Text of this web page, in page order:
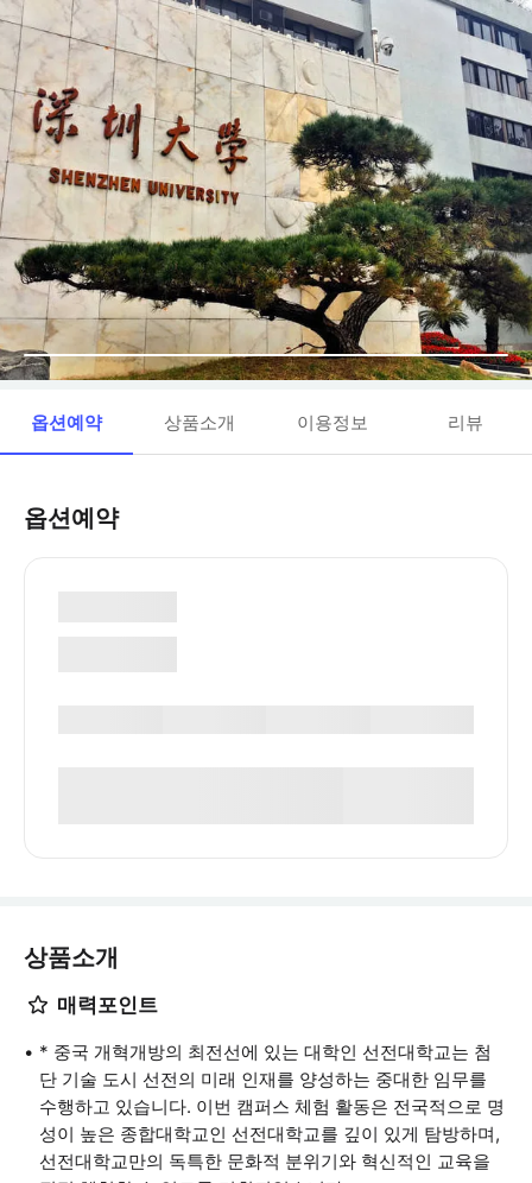
옵션예약 상품소개 이용정보 리뷰
옵션예약
상품소개
매력포인트
* 중국 개혁개방의 최전선에 있는 대학인 선전대학교는 첨
단 기술 도시 선전의 미래 인재를 양성하는 중대한 임무를
수행하고 있습니다. 이번 캠퍼스 체험 활동은 전국적으로 명
성이 높은 종합대학교인 선전대학교를 깊이 있게 탐방하며,
선전대학교만의 독특한 문화적 분위기와 혁신적인 교육을